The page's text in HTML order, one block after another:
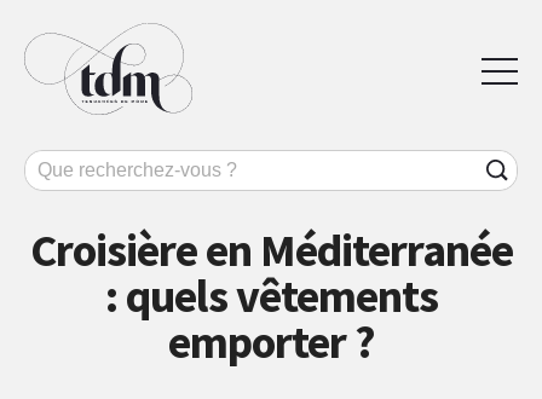
Croisière en Méditerranée
: quels vêtements
emporter ?